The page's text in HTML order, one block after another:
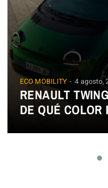
ECO MOBILITY 4 agosto,
RENAULT
DE QUÉ COLOR